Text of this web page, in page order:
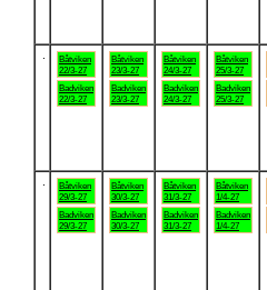
Båtviken
22/3-27
Badviken
22/3-27
Båtviken
23/3-27
Badviken
23/3-27
Båtviken
24/3-27
Badviken
24/3-27
Båtviken
25/3-27
Badviken
25/3-27
Båtviken
29/3-27
Badviken
29/3-27
Båtviken
30/3-27
Badviken
30/3-27
Båtviken
31/3-27
Badviken
31/3-27
Båtviken
1/4-27
Badviken
1/4-27